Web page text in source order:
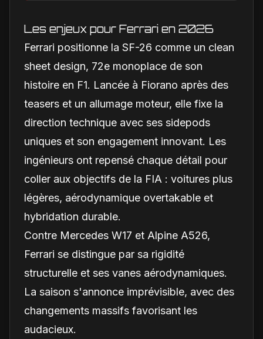
Les enjeux pour Ferrari en 2026
Ferrari positionne la SF-26 comme un clean
sheet design, 72e monoplace de son
histoire en F1. Lancée à Fiorano après des
teasers et un allumage moteur, elle fixe la
direction technique avec ses sidepods
uniques et son engagement innovant. Les
ingénieurs ont repensé chaque détail pour
coller aux objectifs de la FIA : voitures plus
légères, aérodynamique overtakable et
hybridation durable.
Contre Mercedes W17 et Alpine A526,
Ferrari se distingue par sa rigidité
structurelle et ses vanes aérodynamiques.
La saison s'annonce imprévisible, avec des
changements massifs favorisant les
audacieux.